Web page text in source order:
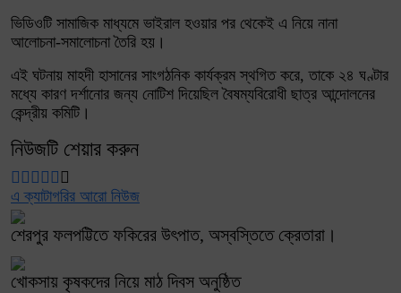
ভিডিওটি সামাজিক মাধ্যমে ভাইরাল হওয়ার পর থেকেই এ নিয়ে নানা
আলোচনা-সমালোচনা তৈরি হয়।
এই ঘটনায় মাহদী হাসানের সাংগঠনিক কার্যক্রম স্থগিত করে, তাকে ২৪ ঘণ্টার
মধ্যে কারণ দর্শানোর জন্য নোটিশ দিয়েছিল বৈষম্যবিরোধী ছাত্র আন্দোলনের
কেন্দ্রীয় কমিটি।
নিউজটি শেয়ার করুন
এ ক্যাটাগরির আরো নিউজ
শেরপুর ফলপট্টিতে ফকিরের উৎপাত, অস্বস্তিতে ক্রেতারা।
খোকসায় কৃষকদের নিয়ে মাঠ দিবস অনুষ্ঠিত